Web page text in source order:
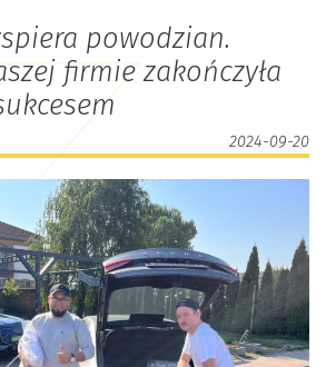
powodzian.
firmie zakończyła
2024-09-20